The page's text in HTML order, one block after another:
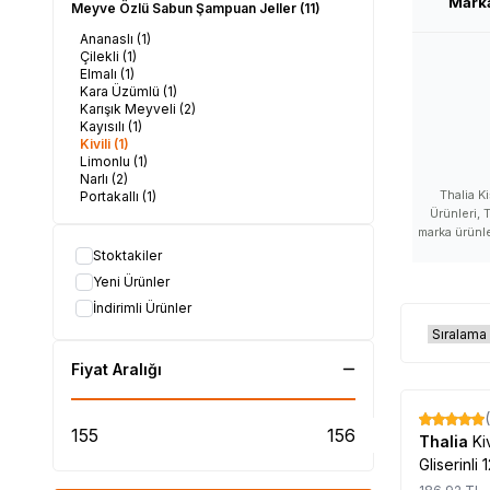
Meyve Özlü Sabun Şampuan Jeller (11)
Ananaslı (1)
Çilekli (1)
Elmalı (1)
Kara Üzümlü (1)
Karışık Meyveli (2)
Kayısılı (1)
Kivili (1)
Limonlu (1)
Narlı (2)
Portakallı (1)
Stoktakiler
Yeni Ürünler
İndirimli Ürünler
Fiyat Aralığı
Thalia
Ürünleri,
marka
ürünleri
Thalia
Thalia
Thalia
%17
Thalia
Gliserinli